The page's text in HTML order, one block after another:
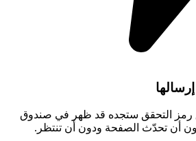
رمز التحقق ستجده قد ظهر في صندوق
أن تحدّث الصفحة ودون أن تنتظر.